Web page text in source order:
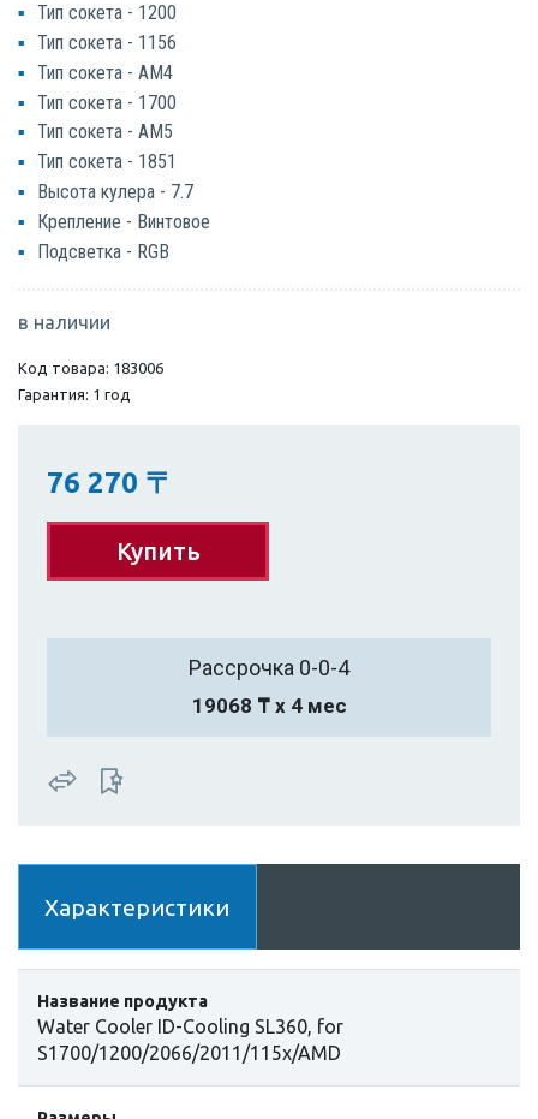
Тип сокета - 1200
Тип сокета - 1156
Тип сокета - AM4
Тип сокета - 1700
Тип сокета - AM5
Тип сокета - 1851
Высота кулера - 7.7
Крепление - Винтовое
Подсветка - RGB
в наличии
Код товара: 183006
Гарантия: 1 год
76 270 〒
Купить
Рассрочка 0-0-4
19068 ₸ х 4 мес
Характеристики
Название продукта
Water Cooler ID-Cooling SL360, for
S1700/1200/2066/2011/115x/AMD